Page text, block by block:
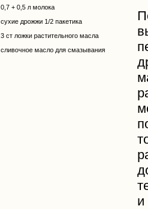
0,7 + 0,5 л молока
сухие дрожжи 1/2 пакетика
3 ст ложки растительного масла
сливочное масло для смазывания
и